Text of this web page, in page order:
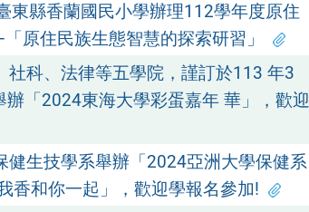
東縣香蘭國民小學辦理112學年度原住
原住民族生態智慧的探索研習」
社科、法律等五學院，謹訂於113 年3
辦「2024東海大學彩蛋嘉年 華」，歡迎
健生技學系舉辦「2024亞洲大學保健系
香和你一起」，歡迎學報名參加!